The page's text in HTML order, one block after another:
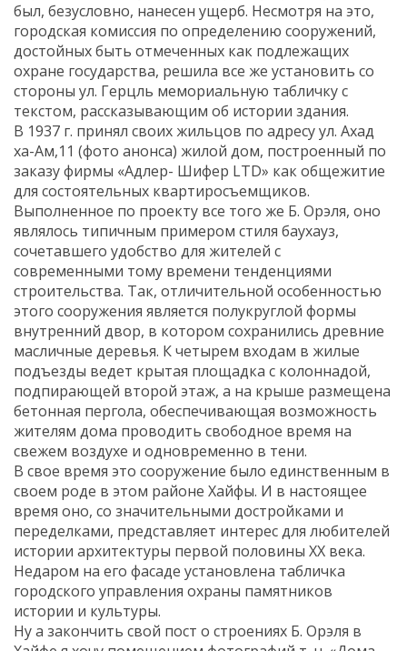
был, безусловно, нанесен ущерб. Несмотря на это,
городская комиссия по определению сооружений,
достойных быть отмеченных как подлежащих
охране государства, решила все же установить со
стороны ул. Герцль мемориальную табличку с
текстом, рассказывающим об истории здания.
В 1937 г. принял своих жильцов по адресу ул. Ахад
ха-Ам,11 (фото анонса) жилой дом, построенный по
заказу фирмы «Адлер- Шифер LTD» как общежитие
для состоятельных квартиросъемщиков.
Выполненное по проекту все того же Б. Орэля, оно
являлось типичным примером стиля баухауз,
сочетавшего удобство для жителей с
современными тому времени тенденциями
строительства. Так, отличительной особенностью
этого сооружения является полукруглой формы
внутренний двор, в котором сохранились древние
масличные деревья. К четырем входам в жилые
подъезды ведет крытая площадка с колоннадой,
подпирающей второй этаж, а на крыше размещена
бетонная пергола, обеспечивающая возможность
жителям дома проводить свободное время на
свежем воздухе и одновременно в тени.
В свое время это сооружение было единственным в
своем роде в этом районе Хайфы. И в настоящее
время оно, со значительными достройками и
переделками, представляет интерес для любителей
истории архитектуры первой половины ХХ века.
Недаром на его фасаде установлена табличка
городского управления охраны памятников
истории и культуры.
Ну а закончить свой пост о строениях Б. Орэля в